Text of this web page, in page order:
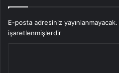
E-posta adresiniz yayınlanmayacak.
işaretlenmişlerdir